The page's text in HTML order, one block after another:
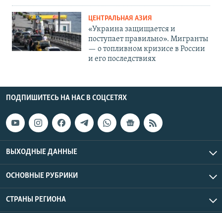
ЦЕНТРАЛЬНАЯ АЗИЯ
«Украина защищается и
поступает правильно». Мигранты
— о топливном кризисе в России
и его последствиях
ПОДПИШИТЕСЬ НА НАС В СОЦСЕТЯХ
ВЫХОДНЫЕ ДАННЫЕ
ОСНОВНЫЕ РУБРИКИ
СТРАНЫ РЕГИОНА